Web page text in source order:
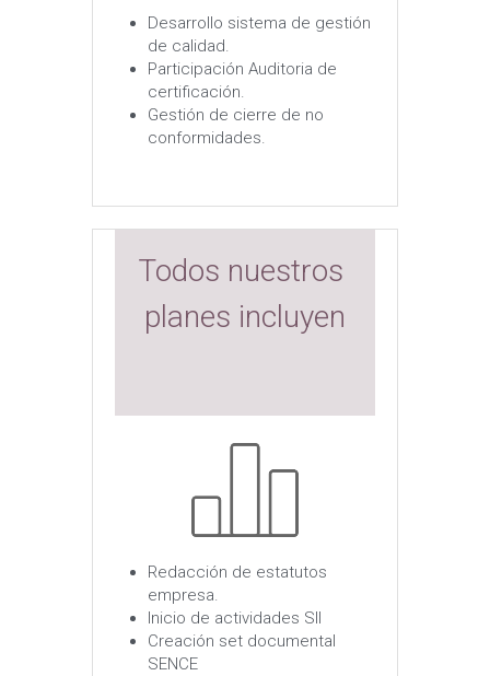
Desarrollo sistema de gestión
de calidad.
Participación Auditoria de
certificación.
Gestión de cierre de no
conformidades.
Todos nuestros
planes incluyen
Redacción de estatutos
empresa.
Inicio de actividades SII
Creación set documental
SENCE